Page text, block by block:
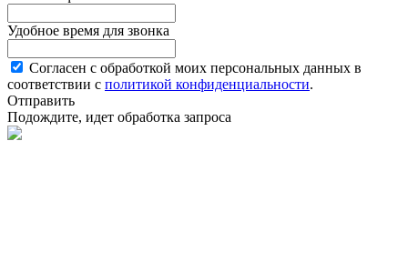
Удобное время для звонка
Согласен с обработкой моих персональных данных в
соответствии с политикой конфиденциальности.
Отправить
Подождите, идет обработка запроса